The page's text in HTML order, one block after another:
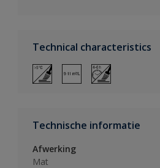
Technical characteristics
Technische informatie
Afwerking
Mat